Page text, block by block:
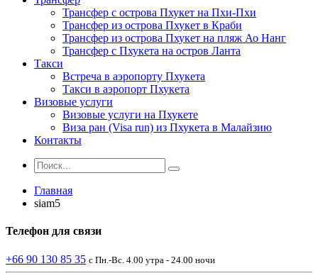
Трансфер с острова Пхукет на Пхи-Пхи
Трансфер из острова Пхукет в Краби
Трансфер из острова Пхукет на пляж Ао Нанг
Трансфер с Пхукета на остров Ланта
Такси
Встреча в аэропорту Пхукета
Такси в аэропорт Пхукета
Визовые услуги
Визовые услуги на Пхукете
Виза ран (Visa run) из Пхукета в Малайзию
Контакты
Главная
siam5
Телефон для связи
+66 90 130 85 35 с Пн.-Вс. 4.00 утра - 24.00 ночи